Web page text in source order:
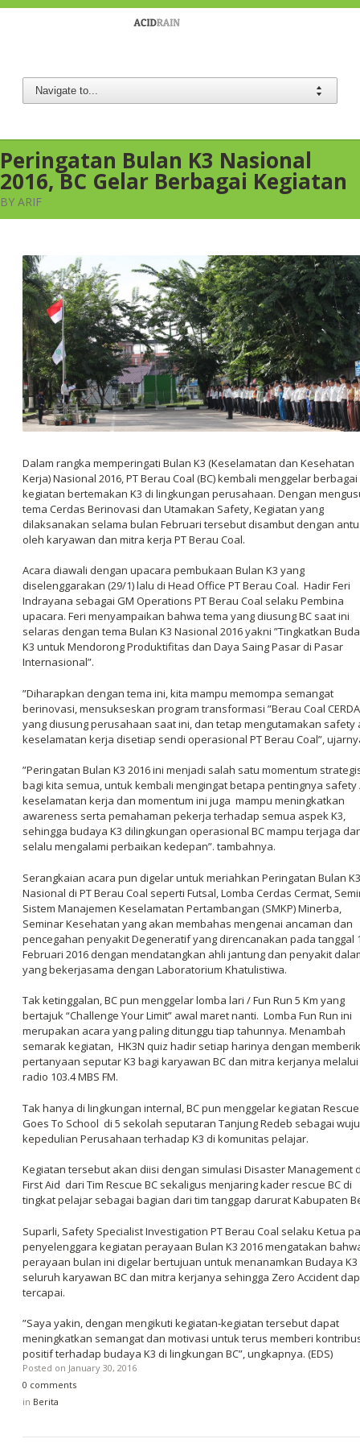
Peringatan Bulan K3 Nasional
2016, BC Gelar Berbagai Kegiatan
BY ARIF
Dalam rangka memperingati Bulan K3 (Keselamatan dan Kesehatan
Kerja) Nasional 2016, PT Berau Coal (BC) kembali menggelar berbagai
kegiatan bertemakan K3 di lingkungan perusahaan. Dengan
tema Cerdas Berinovasi dan Utamakan Safety, Kegiatan yang
dilaksanakan selama bulan Februari tersebut disambut dengan
oleh karyawan dan mitra kerja PT Berau Coal.
Acara diawali dengan upacara pembukaan Bulan K3 yang
diselenggarakan (29/1) lalu di Head Office PT Berau Coal. Hadir Feri
Indrayana sebagai GM Operations PT Berau Coal selaku Pembina
upacara. Feri menyampaikan bahwa tema yang diusung BC saat ini
selaras dengan tema Bulan K3 Nasional 2016 yakni ”Tingkatkan
K3 untuk Mendorong Produktifitas dan Daya Saing Pasar di Pasar
Internasional”.
”Diharapkan dengan tema ini, kita mampu memompa semangat
berinovasi, mensukseskan program transformasi ”Berau Coal
yang diusung perusahaan saat ini, dan tetap mengutamakan safety
keselamatan kerja disetiap sendi operasional PT Berau Coal”,
”Peringatan Bulan K3 2016 ini menjadi salah satu momentum
bagi kita semua, untuk kembali mengingat betapa pentingnya safety
keselamatan kerja dan momentum ini juga mampu meningkatkan
awareness serta pemahaman pekerja terhadap semua aspek K3,
sehingga budaya K3 dilingkungan operasional BC mampu terjaga
selalu mengalami perbaikan kedepan”. tambahnya.
Serangkaian acara pun digelar untuk meriahkan Peringatan Bulan K3
Nasional di PT Berau Coal seperti Futsal, Lomba Cerdas Cermat,
Sistem Manajemen Keselamatan Pertambangan (SMKP) Minerba,
Seminar Kesehatan yang akan membahas mengenai ancaman dan
pencegahan penyakit Degeneratif yang direncanakan pada tanggal
Februari 2016 dengan mendatangkan ahli jantung dan penyakit
yang bekerjasama dengan Laboratorium Khatulistiwa.
Tak ketinggalan, BC pun menggelar lomba lari / Fun Run 5 Km yang
bertajuk “Challenge Your Limit” awal maret nanti. Lomba Fun Run ini
merupakan acara yang paling ditunggu tiap tahunnya. Menambah
semarak kegiatan, HK3N quiz hadir setiap harinya dengan
pertanyaan seputar K3 bagi karyawan BC dan mitra kerjanya melalui
radio 103.4 MBS FM.
Tak hanya di lingkungan internal, BC pun menggelar kegiatan Rescue
Goes To School di 5 sekolah seputaran Tanjung Redeb sebagai
kepedulian Perusahaan terhadap K3 di komunitas pelajar.
Kegiatan tersebut akan diisi dengan simulasi Disaster Management
First Aid dari Tim Rescue BC sekaligus menjaring kader rescue BC di
tingkat pelajar sebagai bagian dari tim tanggap darurat Kabupaten
Suparli, Safety Specialist Investigation PT Berau Coal selaku Ketua
penyelenggara kegiatan perayaan Bulan K3 2016 mengatakan
perayaan bulan ini digelar bertujuan untuk menanamkan Budaya K3
seluruh karyawan BC dan mitra kerjanya sehingga Zero Accident
tercapai.
”Saya yakin, dengan mengikuti kegiatan-kegiatan tersebut dapat
meningkatkan semangat dan motivasi untuk terus memberi
positif terhadap budaya K3 di lingkungan BC”, ungkapnya. (EDS)
Posted on January 30, 2016
0 comments
in Berita